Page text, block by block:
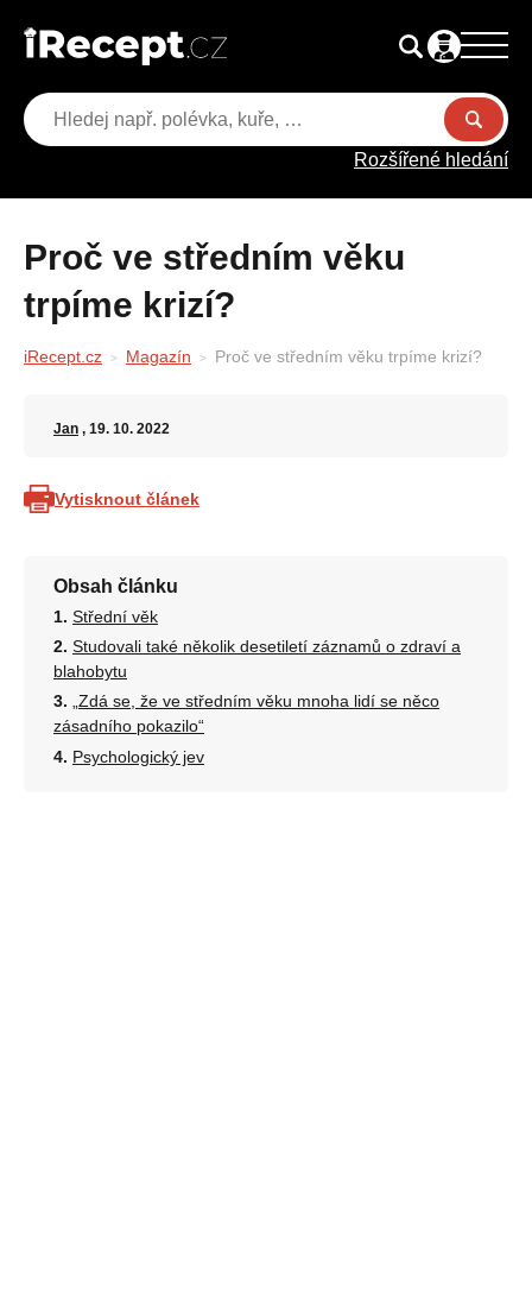
Rozšířené hledání
Proč ve středním věku
trpíme krizí?
iRecept.cz Magazín Proč ve středním věku trpíme krizí?
Jan , 19. 10. 2022
Vytisknout článek
Obsah článku
Střední věk
Studovali také několik desetiletí záznamů o zdraví a
blahobytu
„Zdá se, že ve středním věku mnoha lidí se něco
zásadního pokazilo“
Psychologický jev